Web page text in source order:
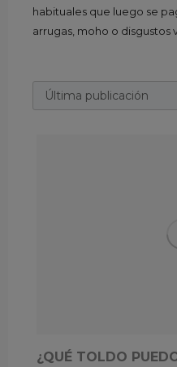
habituales que luego se
arrugas, moho o disgustos
¿QUÉ TOLDO